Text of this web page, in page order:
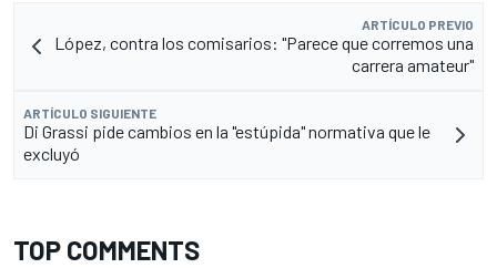
ARTÍCULO PREVIO
López, contra los comisarios: "Parece que corremos una
carrera amateur"
ARTÍCULO SIGUIENTE
Di Grassi pide cambios en la "estúpida" normativa que le
excluyó
TOP COMMENTS